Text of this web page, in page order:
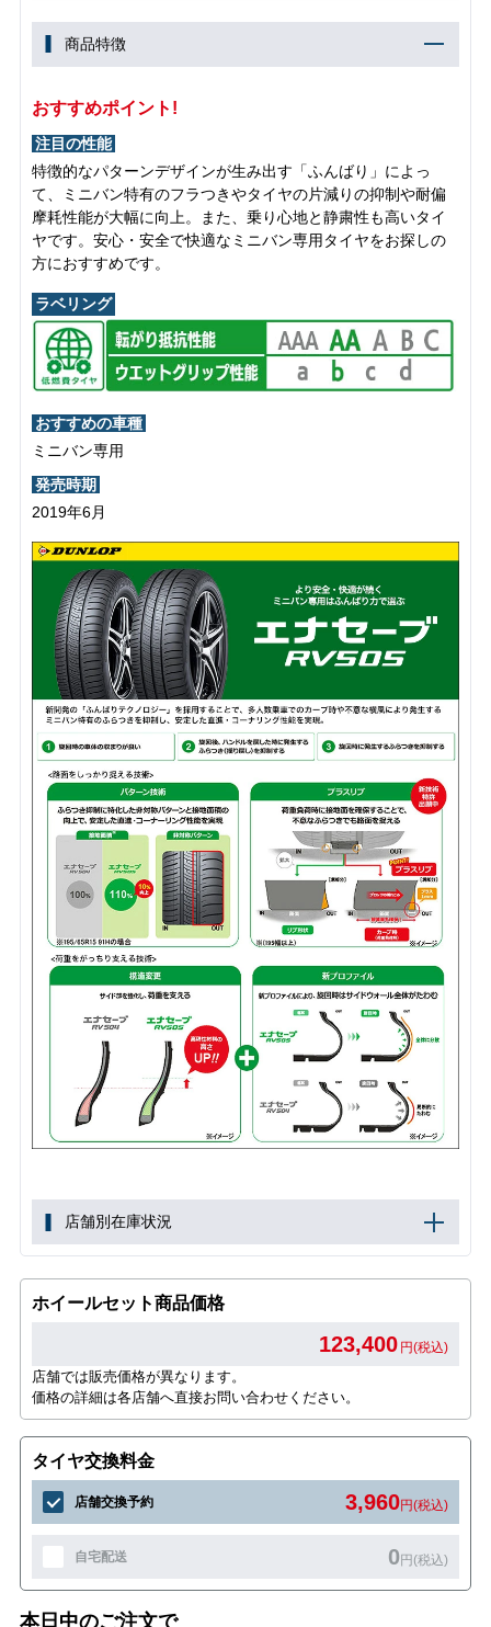
商品特徴
おすすめポイント!
注目の性能
特徴的なパターンデザインが生み出す「ふんばり」によっ
て、ミニバン特有のフラつきやタイヤの片減りの抑制や耐偏
摩耗性能が大幅に向上。また、乗り心地と静粛性も高いタイ
ヤです。安心・安全で快適なミニバン専用タイヤをお探しの
方におすすめです。
ラベリング
おすすめの車種
ミニバン専用
発売時期
2019年6月
店舗別在庫状況
ホイールセット商品価格
123,400 円(税込)
店舗では販売価格が異なります。
価格の詳細は各店舗へ直接お問い合わせください。
タイヤ交換料金
店舗交換予約 3,960円(税込)
自宅配送 0円(税込)
本日中のご注文で